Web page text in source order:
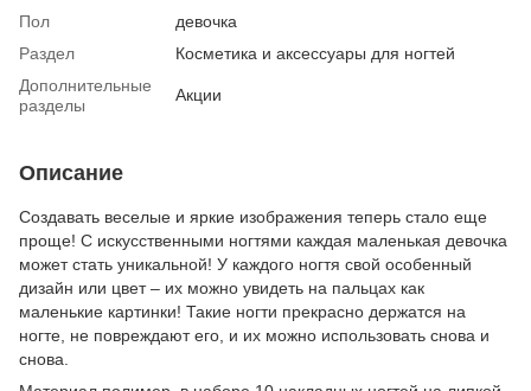
Пол
девочка
Раздел
Косметика и аксессуары для ногтей
Дополнительные
разделы
Акции
Описание
Создавать веселые и яркие изображения теперь стало еще
проще! С искусственными ногтями каждая маленькая девочка
может стать уникальной! У каждого ногтя свой особенный
дизайн или цвет – их можно увидеть на пальцах как
маленькие картинки! Такие ногти прекрасно держатся на
ногте, не повреждают его, и их можно использовать снова и
снова.